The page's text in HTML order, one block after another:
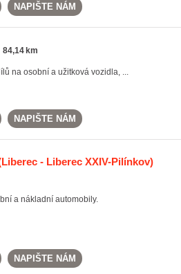
NAPIŠTE NÁM
84,14 km
na osobní a užitková vozidla, ...
NAPIŠTE NÁM
- Liberec XXIV-Pilínkov)
a nákladní automobily.
NAPIŠTE NÁM